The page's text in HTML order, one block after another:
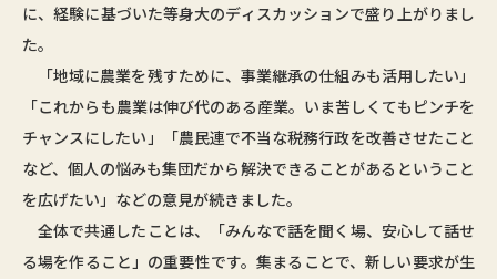
に、経験に基づいた等身大のディスカッションで盛り上がりまし
た。
「地域に農業を残すために、事業継承の仕組みも活用したい」
「これからも農業は伸び代のある産業。いま苦しくてもピンチを
チャンスにしたい」「農民連で不当な税務行政を改善させたこと
など、個人の悩みも集団だから解決できることがあるということ
を広げたい」などの意見が続きました。
全体で共通したことは、「みんなで話を聞く場、安心して話せ
る場を作ること」の重要性です。集まることで、新しい要求が生